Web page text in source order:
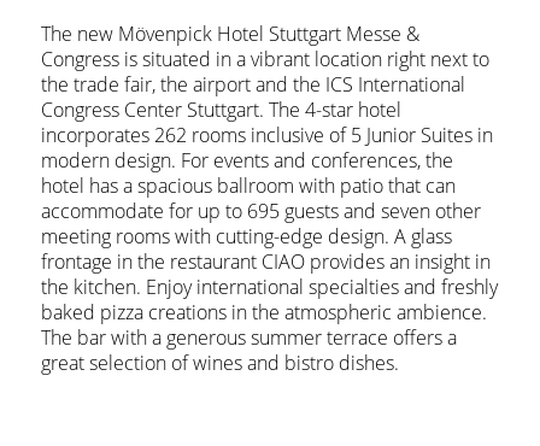
The new Mövenpick Hotel Stuttgart Messe &
Congress is situated in a vibrant location right next to
the trade fair, the airport and the ICS International
Congress Center Stuttgart. The 4-star hotel
incorporates 262 rooms inclusive of 5 Junior Suites in
modern design. For events and conferences, the
hotel has a spacious ballroom with patio that can
accommodate for up to 695 guests and seven other
meeting rooms with cutting-edge design. A glass
frontage in the restaurant CIAO provides an insight in
the kitchen. Enjoy international specialties and freshly
baked pizza creations in the atmospheric ambience.
The bar with a generous summer terrace offers a
great selection of wines and bistro dishes.